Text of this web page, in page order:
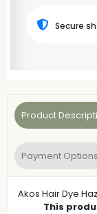
Secure
Product
Payment Options
Akos Hair Dye
This